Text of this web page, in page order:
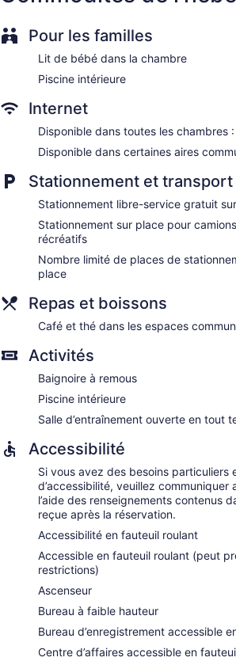
Pour les familles
Lit de bébé dans la chambre
Piscine intérieure
Internet
Disponible dans toutes les chambres
Disponible dans certaines aires
Stationnement et transport
Stationnement libre-service gratuit
Stationnement sur place pour
récréatifs
Nombre limité de places de
place
Repas et boissons
Café et thé dans les espaces
Activités
Baignoire à remous
Piscine intérieure
Salle d’entraînement ouverte en tout
Accessibilité
Si vous avez des besoins particuliers
d’accessibilité, veuillez communiquer
l’aide des renseignements contenus
reçue après la réservation.
Accessibilité en fauteuil roulant
Accessible en fauteuil roulant (peut
restrictions)
Ascenseur
Bureau à faible hauteur
Bureau d’enregistrement accessible
Centre d’affaires accessible en